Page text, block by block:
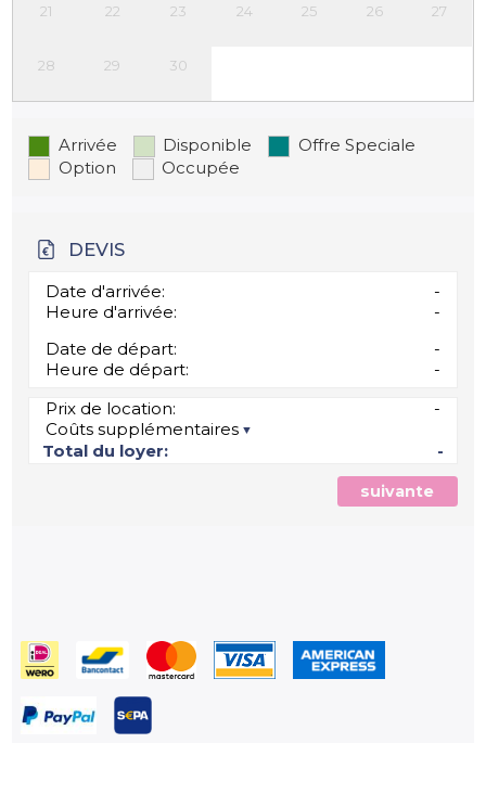
21 22 23 24 25 26 27
28 29 30
Arrivée Disponible
Offre Speciale
Option
Occupée
DEVIS
Date d'arrivée:
-
Heure d'arrivée:
-
Date de départ:
-
Heure de départ:
-
Prix de location:
-
Coûts supplémentaires
Total du loyer:
-
suivante